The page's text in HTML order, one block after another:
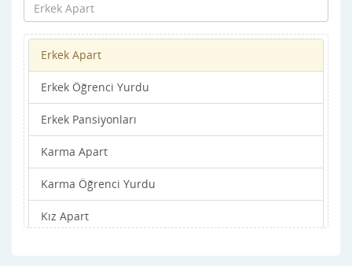
Erkek Apart
Erkek Öğrenci Yurdu
Erkek Pansiyonları
Karma Apart
Karma Öğrenci Yurdu
Kız Apart